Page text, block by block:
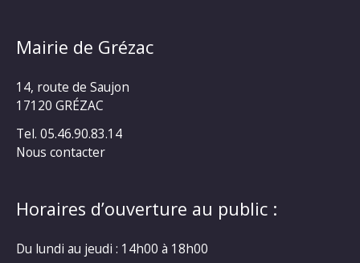
Mairie de Grézac
14, route de Saujon
17120 GRÉZAC
Tel. 05.46.90.83.14
Nous contacter
Horaires d’ouverture au public :
Du lundi au jeudi : 14h00 à 18h00